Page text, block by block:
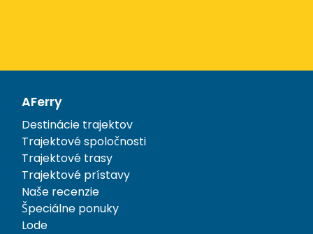
AFerry
Destinácie trajektov
Trajektové spoločnosti
Trajektové trasy
Trajektové prístavy
Naše recenzie
Špeciálne ponuky
Lode